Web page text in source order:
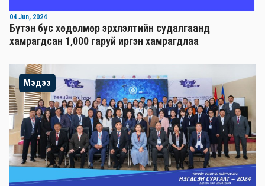
04 Jun, 2024
Бүтэн бус хөдөлмөр эрхлэлтийн судалгаанд
хамрагдсан 1,000 гаруй иргэн хамрагдлаа
Мэдээ